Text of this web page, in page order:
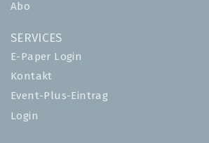
Abo
SERVICES
E-Paper Login
Kontakt
Event-Plus-Eintrag
Login